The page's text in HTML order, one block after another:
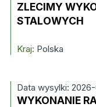
ZLECIMY
STALOWYCH
Kraj: Polska
Data wysylki:
WYKONANIE